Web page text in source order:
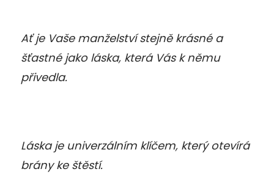
Ať je Vaše manželství stejně krásné a
šťastné jako láska, která Vás k němu
přivedla.
Láska je univerzálním klíčem, který otevírá
brány ke štěstí.